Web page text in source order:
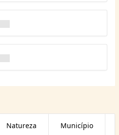
Natureza Município